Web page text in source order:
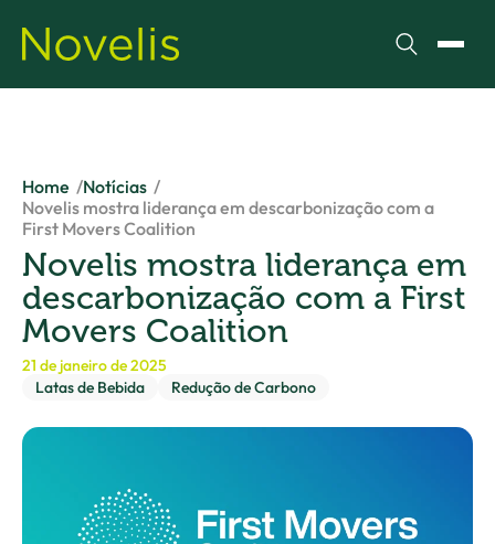
Pesquisar
Home
Notícias
Novelis mostra liderança em descarbonização com a
First Movers Coalition
Novelis mostra liderança em
descarbonização com a First
Movers Coalition
21 de janeiro de 2025
Latas de Bebida
Redução de Carbono